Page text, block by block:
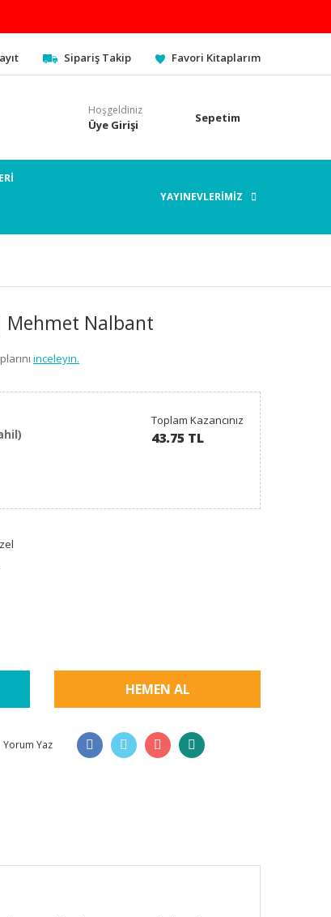
Sipariş Takip Favori Kitaplarım
Hoşgeldiniz
Üye Girişi Sepetim
YAYINEVLERİMİZ
Mehmet Nalbant
inceleyin.
Toplam Kazancınız
43.75 TL
HEMEN AL
Yorum Yaz